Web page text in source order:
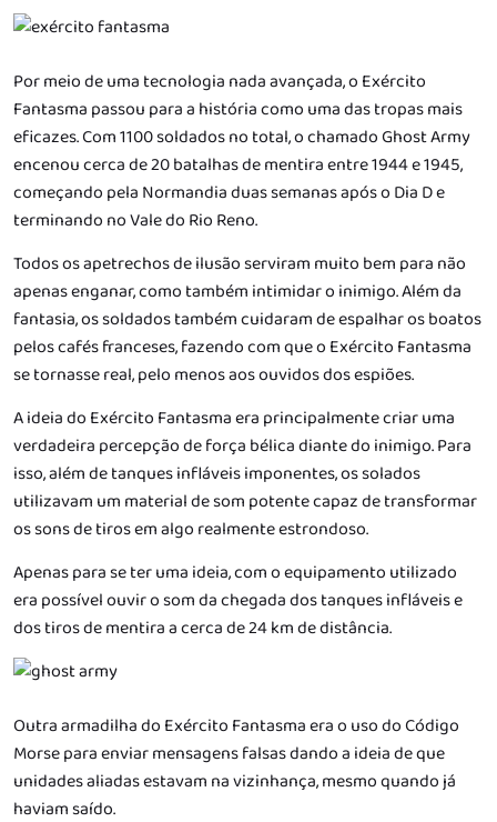
Por meio de uma tecnologia nada avançada, o Exército
Fantasma passou para a história como uma das tropas mais
eficazes. Com 1100 soldados no total, o chamado Ghost Army
encenou cerca de 20 batalhas de mentira entre 1944 e 1945,
começando pela Normandia duas semanas após o Dia D e
terminando no Vale do Rio Reno.
Todos os apetrechos de ilusão serviram muito bem para não
apenas enganar, como também intimidar o inimigo. Além da
fantasia, os soldados também cuidaram de espalhar os boatos
pelos cafés franceses, fazendo com que o Exército Fantasma
se tornasse real, pelo menos aos ouvidos dos espiões.
A ideia do Exército Fantasma era principalmente criar uma
verdadeira percepção de força bélica diante do inimigo. Para
isso, além de tanques infláveis imponentes, os solados
utilizavam um material de som potente capaz de transformar
os sons de tiros em algo realmente estrondoso.
Apenas para se ter uma ideia, com o equipamento utilizado
era possível ouvir o som da chegada dos tanques infláveis e
dos tiros de mentira a cerca de 24 km de distância.
Outra armadilha do Exército Fantasma era o uso do Código
Morse para enviar mensagens falsas dando a ideia de que
unidades aliadas estavam na vizinhança, mesmo quando já
haviam saído.